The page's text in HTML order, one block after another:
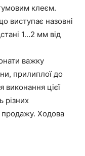
клеєм.
виступає назовні
1…2 мм від
важку
прилиплої до
виконання цієї
різних
продажу. Ходова